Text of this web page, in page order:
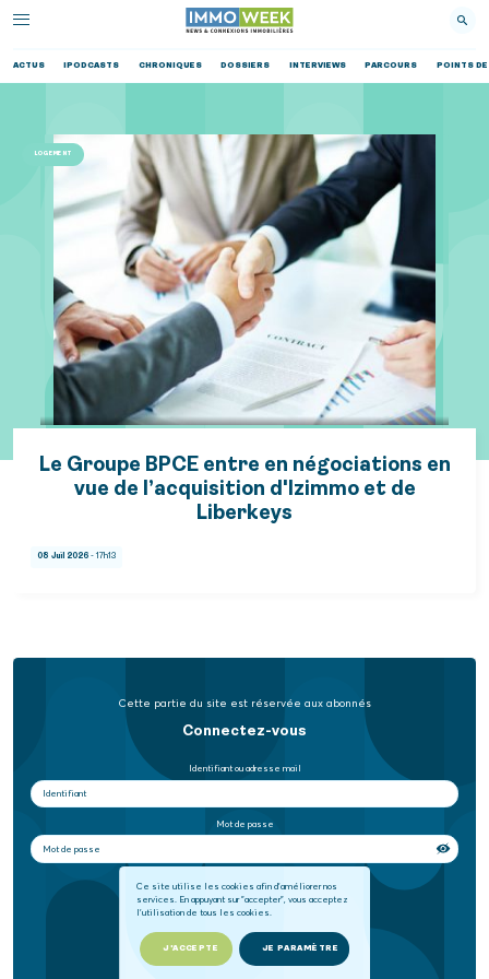
ACTUS IPODCASTS CHRONIQUES DOSSIERS INTERVIEWS PARCOURS POINTS DE
Ce site utilise les cookies afin d'améliorer nos
services. En appuyant sur "accepter", vous acceptez
l'utilisation de tous les cookies.
J'ACCEPTE JE PARAMÈTRE
LOGEMENT
Le Groupe BPCE entre en négociations en
vue de l’acquisition d'Izimmo et de
Liberkeys
08 Juil 2026 - 17h13
Cette partie du site est réservée aux abonnés
Connectez-vous
Identifiant ou adresse mail
Mot de passe
Mot de passe oublié